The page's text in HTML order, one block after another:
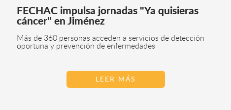
FECHAC impulsa jornadas "Ya quisieras
cáncer" en Jiménez
Más de 360 personas acceden a servicios de detección
oportuna y prevención de enfermedades
LEER MÁS